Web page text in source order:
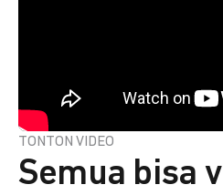
TONTON VIDEO
Semua bisa